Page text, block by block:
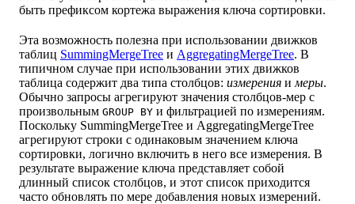
быть префиксом кортежа выражения ключа сортировки.
Эта возможность полезна при использовании движков
таблиц SummingMergeTree и AggregatingMergeTree. В
типичном случае при использовании этих движков
таблица содержит два типа столбцов: измерения и меры.
Обычно запросы агрегируют значения столбцов-мер с
произвольным GROUP BY и фильтрацией по измерениям.
Поскольку SummingMergeTree и AggregatingMergeTree
агрегируют строки с одинаковым значением ключа
сортировки, логично включить в него все измерения. В
результате выражение ключа представляет собой
длинный список столбцов, и этот список приходится
часто обновлять по мере добавления новых измерений.